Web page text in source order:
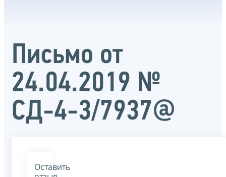
Письмо от
24.04.2019 №
СД-4-3/7937@
Оставить